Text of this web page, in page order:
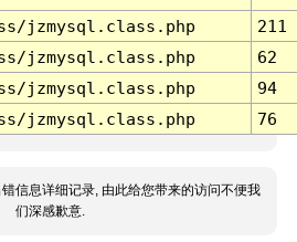
jzmysql.class.php
211
jzmysql.class.php
62
jzmysql.class.php
94
jzmysql.class.php 76
信息详细记录, 由此给您带来的访问不便我
们深感歉意.